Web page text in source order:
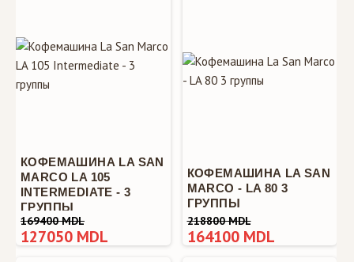
КОФЕМАШИНА LA SAN
MARCO LA 105
INTERMEDIATE - 3
ГРУППЫ
169400 MDL
127050 MDL
КОФЕМАШИНА LA SAN
MARCO - LA 80 3
ГРУППЫ
218800 MDL
164100 MDL